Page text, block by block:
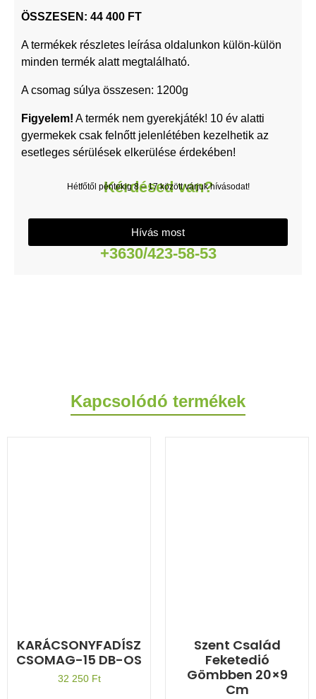
ÖSSZESEN: 44 400 FT
A termékek részletes leírása oldalunkon külön-külön
minden termék alatt megtalálható.
A csomag súlya összesen: 1200g
Figyelem! A termék nem gyerekjáték! 10 év alatti
gyermekek csak felnőtt jelenlétében kezelhetik az
esetleges sérülések elkerülése érdekében!
Kérdésed van?
Hétfőtől péntekig 8 – 17 között várjuk hívásodat!
Hívás most
+3630/423-58-53
Kapcsolódó termékek
KARÁCSONYFADÍSZ
CSOMAG-15 DB-OS
32 250 Ft
Szent Család
Feketedió
Gömbben 20×9
Cm